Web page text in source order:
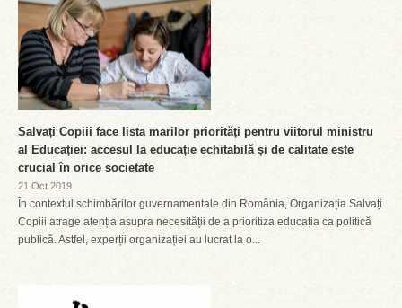
Salvați Copiii face lista marilor priorități pentru viitorul ministru
al Educației: accesul la educație echitabilă și de calitate este
crucial în orice societate
21 Oct 2019
În contextul schimbărilor guvernamentale din România, Organizația Salvați
Copiii atrage atenția asupra necesității de a prioritiza educația ca politică
publică. Astfel, experții organizației au lucrat la o...